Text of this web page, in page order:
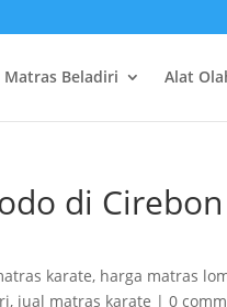
Matras Beladiri Alat
di
karate, harga matras
, jual matras karate |0